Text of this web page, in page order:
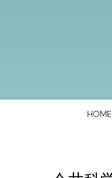
HOME